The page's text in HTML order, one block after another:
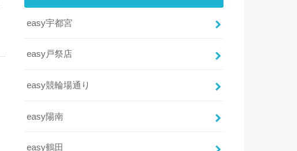
easy宇都宮
easy戸祭店
easy競輪場通り
easy陽南
easy鶴田